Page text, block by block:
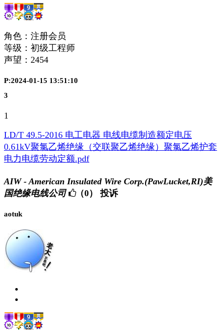
角色：注册会员
等级：初级工程师
声望： 2454
P:2024-01-15 13:51:10
3
1
LD/T 49.5-2016 电工电器 电线电缆制造额定电压
0.61kV聚氯乙烯绝缘（交联聚乙烯绝缘）聚氯乙烯护套
电力电缆劳动定额.pdf
AIW - American Insulated Wire Corp.(PawLucket,RI)美
国绝缘电线公司
（0） 投诉
aotuk